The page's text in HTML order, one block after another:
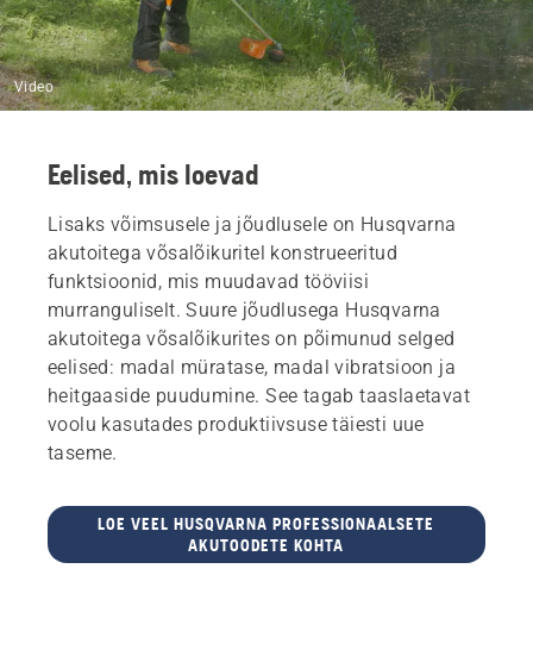
Video
Eelised, mis loevad
Lisaks võimsusele ja jõudlusele on Husqvarna
akutoitega võsalõikuritel konstrueeritud
funktsioonid, mis muudavad tööviisi
murranguliselt. Suure jõudlusega Husqvarna
akutoitega võsalõikurites on põimunud selged
eelised: madal müratase, madal vibratsioon ja
heitgaaside puudumine. See tagab taaslaetavat
voolu kasutades produktiivsuse täiesti uue
taseme.
LOE VEEL HUSQVARNA PROFESSIONAALSETE
AKUTOODETE KOHTA